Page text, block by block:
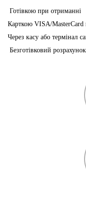
Готівкою при отриманні
Карткою VISA/
Через касу або термінал
Безготівковий розрахунок